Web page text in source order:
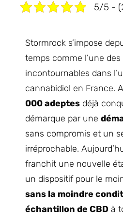
5/5 -
Stormrock s’impose
temps comme l’une
incontournables dans
cannabidiol en France.
000 adeptes déjà
démarque par une
sans compromis et un
irréprochable.
franchit une nouvelle
un dispositif pour le
sans la moindre
échantillon de CBD à